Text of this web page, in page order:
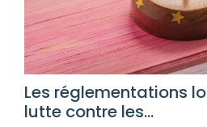
Les réglementations
lutte contre les...